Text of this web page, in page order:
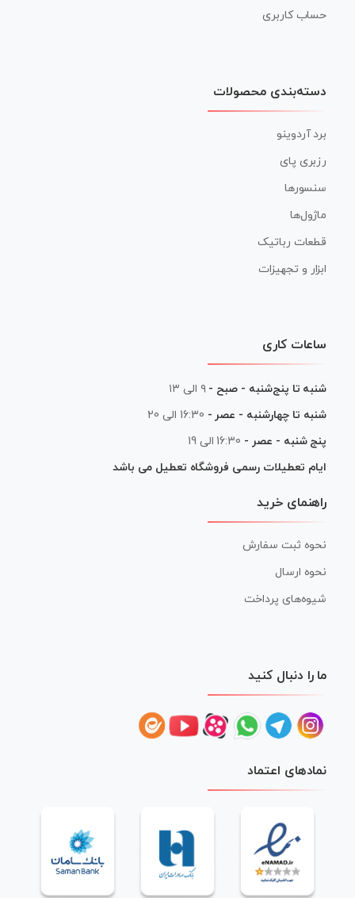
حساب کاربری
دسته‌بندی محصولات
برد آردوینو
رزبری پای
سنسورها
ماژول‌ها
قطعات رباتیک
ابزار و تجهیزات
ساعات کاری
شنبه تا پنج‌شنبه - صبح - ۹ الی ۱۳
شنبه تا چهارشنبه - عصر - 16:30 الی 20
پنج شنبه - عصر - 16:30 الی 19
ایام تعطیلات رسمی فروشگاه تعطیل می باشد
راهنمای خرید
نحوه ثبت سفارش
نحوه ارسال
شیوه‌های پرداخت
ما را دنبال کنید
نمادهای اعتماد